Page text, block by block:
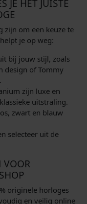
JE HET JUISTE
zijn om een keuze te
je op weg:
bij jouw stijl, zoals
design of Tommy
zijn luxe en
uitstraling.
zwart en blauw
selecteer uit de
VOOR
originele horloges
en veilig online